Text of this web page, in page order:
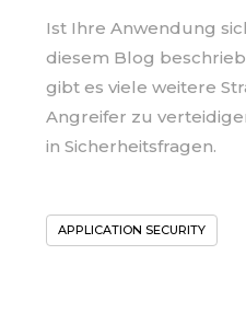
Ist Ihre Anwendung
diesem Blog
gibt es viele weitere
Angreifer zu
in Sicherheitsfragen.
APPLICATION SECURITY